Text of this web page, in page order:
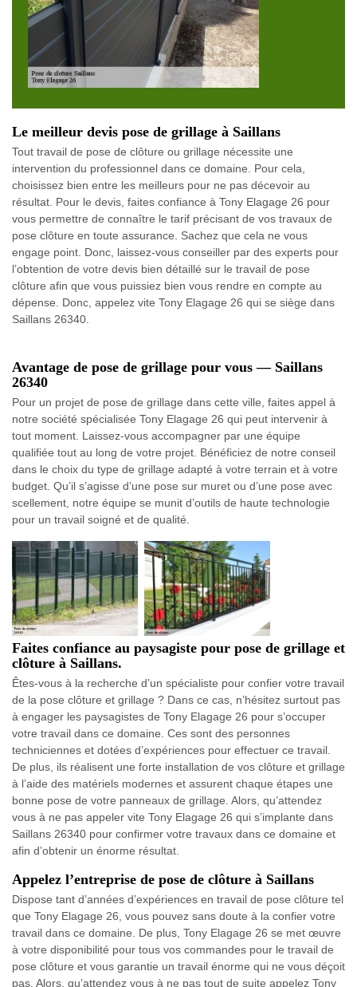
Le meilleur devis pose de grillage à Saillans
Tout travail de pose de clôture ou grillage nécessite une
intervention du professionnel dans ce domaine. Pour cela,
choisissez bien entre les meilleurs pour ne pas décevoir au
résultat. Pour le devis, faites confiance à Tony Elagage 26 pour
vous permettre de connaître le tarif précisant de vos travaux de
pose clôture en toute assurance. Sachez que cela ne vous
engage point. Donc, laissez-vous conseiller par des experts pour
l’obtention de votre devis bien détaillé sur le travail de pose
clôture afin que vous puissiez bien vous rendre en compte au
dépense. Donc, appelez vite Tony Elagage 26 qui se siège dans
Saillans 26340.
Avantage de pose de grillage pour vous — Saillans
26340
Pour un projet de pose de grillage dans cette ville, faites appel à
notre société spécialisée Tony Elagage 26 qui peut intervenir à
tout moment. Laissez-vous accompagner par une équipe
qualifiée tout au long de votre projet. Bénéficiez de notre conseil
dans le choix du type de grillage adapté à votre terrain et à votre
budget. Qu’il s’agisse d’une pose sur muret ou d’une pose avec
scellement, notre équipe se munit d’outils de haute technologie
pour un travail soigné et de qualité.
Faites confiance au paysagiste pour pose de grillage et
clôture à Saillans.
Êtes-vous à la recherche d’un spécialiste pour confier votre travail
de la pose clôture et grillage ? Dans ce cas, n’hésitez surtout pas
à engager les paysagistes de Tony Elagage 26 pour s’occuper
votre travail dans ce domaine. Ces sont des personnes
techniciennes et dotées d’expériences pour effectuer ce travail.
De plus, ils réalisent une forte installation de vos clôture et grillage
à l’aide des matériels modernes et assurent chaque étapes une
bonne pose de votre panneaux de grillage. Alors, qu’attendez
vous à ne pas appeler vite Tony Elagage 26 qui s’implante dans
Saillans 26340 pour confirmer votre travaux dans ce domaine et
afin d’obtenir un énorme résultat.
Appelez l’entreprise de pose de clôture à Saillans
Dispose tant d’années d’expériences en travail de pose clôture tel
que Tony Elagage 26, vous pouvez sans doute à la confier votre
travail dans ce domaine. De plus, Tony Elagage 26 se met œuvre
à votre disponibilité pour tous vos commandes pour le travail de
pose clôture et vous garantie un travail énorme qui ne vous déçoit
pas. Alors, qu’attendez vous à ne pas tout de suite appelez Tony